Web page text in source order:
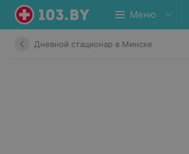
Меню
Дневной стационар в Минске